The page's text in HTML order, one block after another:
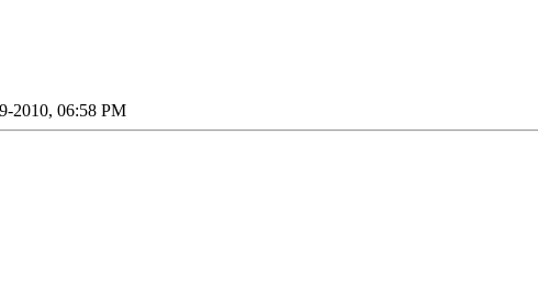
2010, 06:58 PM